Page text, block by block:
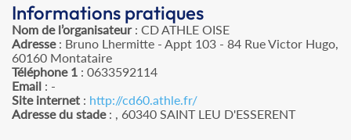
Informations pratiques
Nom de l’organisateur: CD ATHLE OISE
Adresse: Bruno Lhermitte - Appt 103 - 84 Rue Victor Hugo,
60160 Montataire
Téléphone 1 : 0633592114
Email : -
Site internet : http://cd60.athle.fr/
Adresse du stade: , 60340 SAINT LEU D'ESSERENT